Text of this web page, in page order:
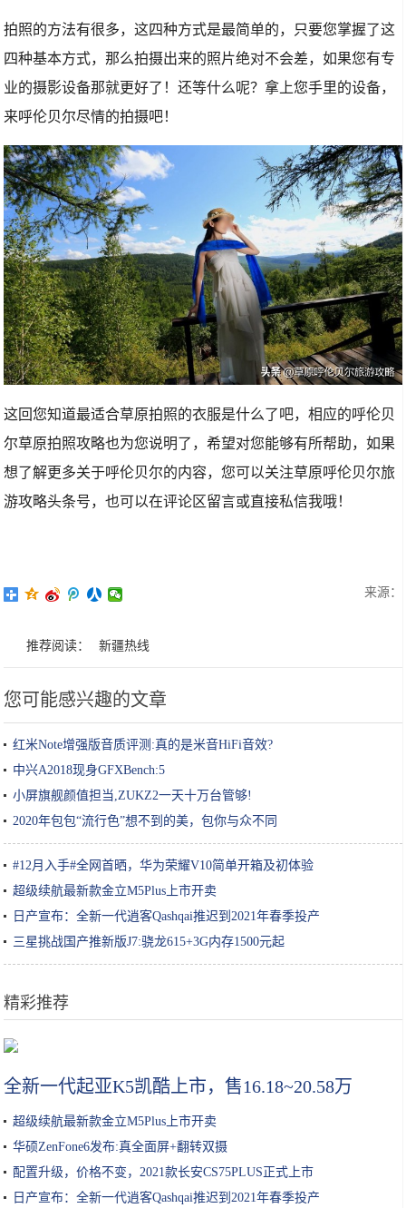
拍照的方法有很多，这四种方式是最简单的，只要您掌握了这
四种基本方式，那么拍摄出来的照片绝对不会差，如果您有专
业的摄影设备那就更好了！还等什么呢？拿上您手里的设备，
来呼伦贝尔尽情的拍摄吧！
这回您知道最适合草原拍照的衣服是什么了吧，相应的呼伦贝
尔草原拍照攻略也为您说明了，希望对您能够有所帮助，如果
想了解更多关于呼伦贝尔的内容，您可以关注草原呼伦贝尔旅
游攻略头条号，也可以在评论区留言或直接私信我哦！
来源：
推荐阅读： 新疆热线
您可能感兴趣的文章
红米Note增强版音质评测:真的是米音HiFi音效?
中兴A2018现身GFXBench:5
小屏旗舰颜值担当,ZUKZ2一天十万台管够!
2020年包包“流行色”想不到的美，包你与众不同
#12月入手#全网首晒，华为荣耀V10简单开箱及初体验
超级续航最新款金立M5Plus上市开卖
日产宣布：全新一代逍客Qashqai推迟到2021年春季投产
三星挑战国产推新版J7:骁龙615+3G内存1500元起
精彩推荐
李小璐画风变化太大，化浓妆走网红路线，曾经的清纯模样早已不在
全新一代起亚K5凯酷上市，售16.18~20.58万
超级续航最新款金立M5Plus上市开卖
华硕ZenFone6发布:真全面屏+翻转双摄
配置升级，价格不变，2021款长安CS75PLUS正式上市
日产宣布：全新一代逍客Qashqai推迟到2021年春季投产